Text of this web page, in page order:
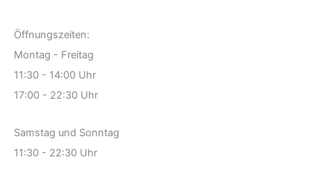
Öffnungszeiten:
Montag - Freitag
11:30 - 14:00 Uhr
17:00 - 22:30 Uhr
Samstag und Sonntag
11:30 - 22:30 Uhr